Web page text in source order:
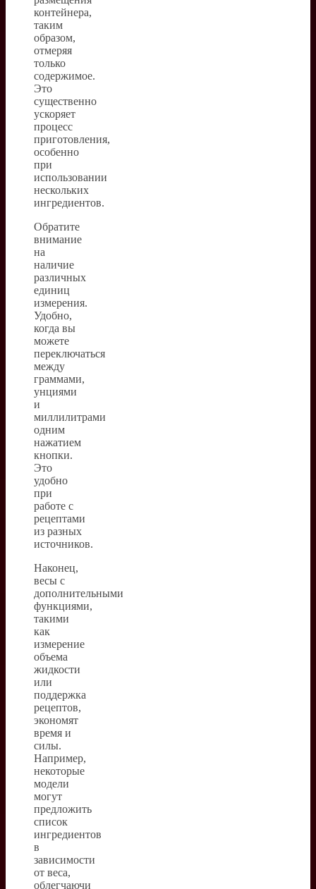
контейнера,
таким
образом,
отмеряя
только
содержимое.
Это
существенно
ускоряет
процесс
приготовления,
особенно
при
использовании
нескольких
ингредиентов.
Обратите
внимание
на
наличие
различных
единиц
измерения.
Удобно,
когда вы
можете
переключаться
между
граммами,
унциями
и
миллилитрами
одним
нажатием
кнопки.
Это
удобно
при
работе с
рецептами
из разных
источников.
Наконец,
весы с
дополнительными
функциями,
такими
как
измерение
объема
жидкости
или
поддержка
рецептов,
экономят
время и
силы.
Например,
некоторые
модели
могут
предложить
список
ингредиентов
в
зависимости
от веса,
облегчаючи